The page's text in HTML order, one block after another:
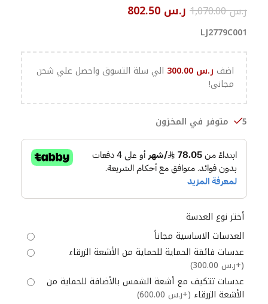
ر.س1,070.00 ر.س
LJ2779C001
اضف ر.س
الي سلة التسوق واحصل علي شحن
مجانى!
5 متوفر في المخزون
أختر نوع العدسة
العدسات الاساسية مجاناً
عدسات فائقة الحماية للحماية من الأشعة الزرقاء
(+ر.س 300.00)
عدسات تتكيف مع أشعة الشمس بالأضافة للحماية من
الأشعة الزرقاء (+ر.س 600.00)